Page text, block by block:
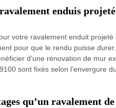
enduis
votre ravalement enduit
pour que le rendu puisse
d’une rénovation de mur
sont fixés selon l’envergure
qu’un ravalement